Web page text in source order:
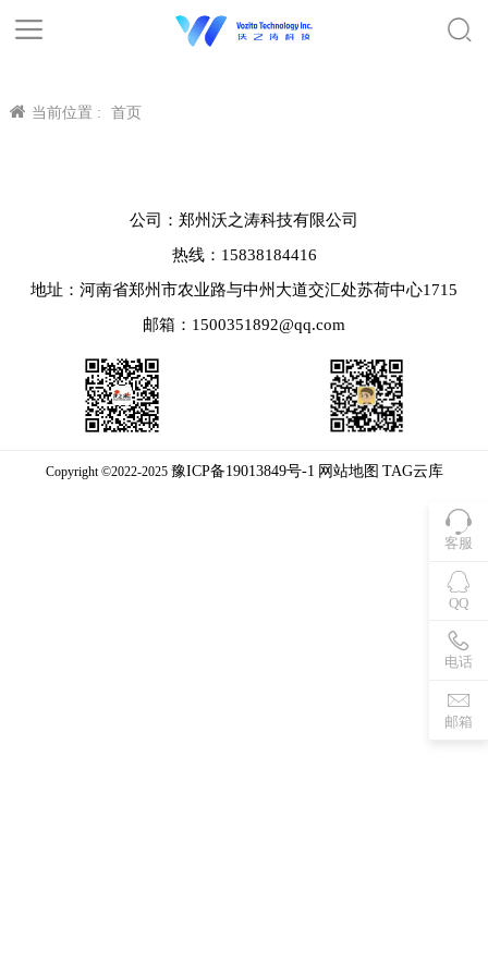
当前位置 : 首页
客服
QQ
电话
邮箱
公司：郑州沃之涛科技有限公司
热线：15838184416
地址：河南省郑州市农业路与中州大道交汇处苏荷中心1715
邮箱：1500351892@qq.com
Copyright ©2022-2025 豫ICP备19013849号-1 网站地图 TAG云库